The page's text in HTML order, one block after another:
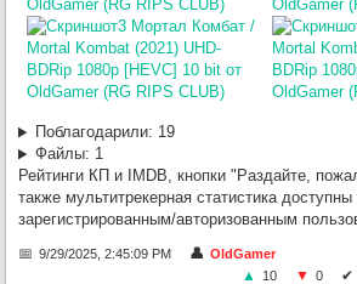
Поблагодарили: 19
Файлы: 1
Рейтинги КП и IMDB, кнопки "Раздайте,
также мультитрекерная статистика доступны
зарегистрированным/авторизованным
9/29/2025, 2:45:09 PM
OldGamer
10
0